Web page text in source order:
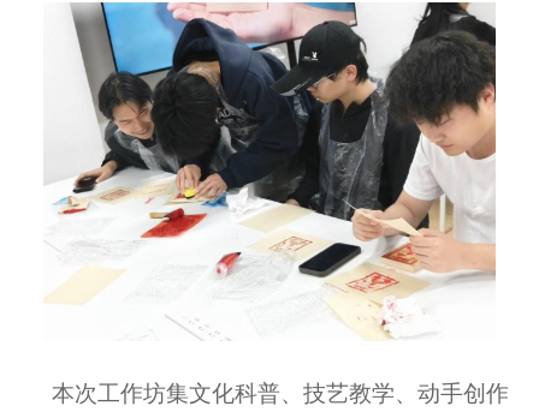
本次工作坊集文化科普、技艺教学、动手创作